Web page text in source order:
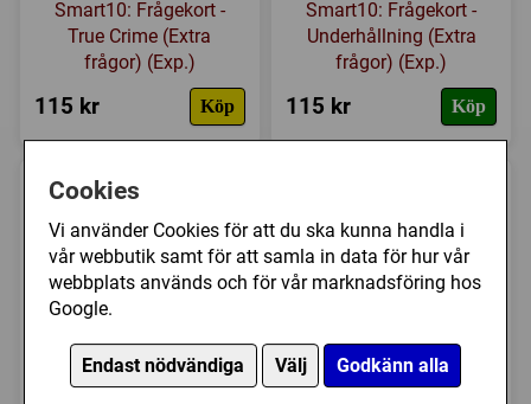
Cookies
Vi använder Cookies för att du ska kunna handla i
vår webbutik samt för att samla in data för hur vår
webbplats används och för vår marknadsföring hos
Google.
Endast nödvändiga Välj Godkänn alla
Smart10: Frågekort -
True Crime (Extra
frågor) (Exp.)
115 kr Köp
Smart10: Frågekort -
Underhållning (Extra
frågor) (Exp.)
115 kr Köp
Smart10: Frågekort -
Vetenskap (Extra
Smart10 Junior:
Frågekort 2 (Extra